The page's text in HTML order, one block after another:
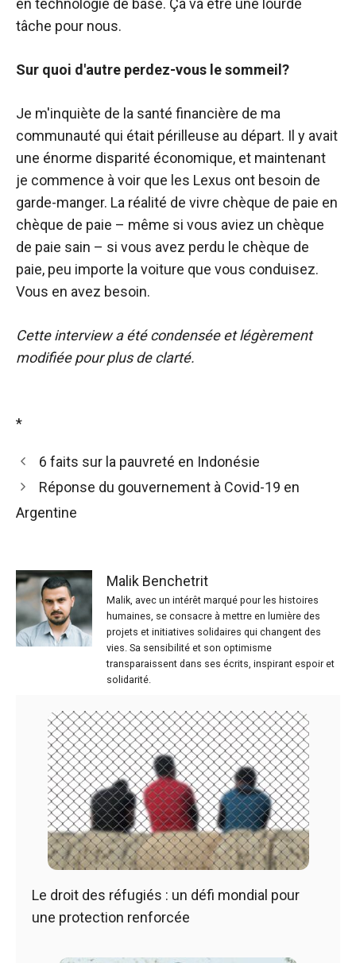
en technologie de base. Ça va être une lourde
tâche pour nous.
Sur quoi d'autre perdez-vous le sommeil?
Je m'inquiète de la santé financière de ma
communauté qui était périlleuse au départ. Il y avait
une énorme disparité économique, et maintenant
je commence à voir que les Lexus ont besoin de
garde-manger. La réalité de vivre chèque de paie en
chèque de paie – même si vous aviez un chèque
de paie sain – si vous avez perdu le chèque de
paie, peu importe la voiture que vous conduisez.
Vous en avez besoin.
Cette interview a été condensée et légèrement
modifiée pour plus de clarté.
*
6 faits sur la pauvreté en Indonésie
Réponse du gouvernement à Covid-19 en
Argentine
Malik Benchetrit
Malik, avec un intérêt marqué pour les histoires
humaines, se consacre à mettre en lumière des
projets et initiatives solidaires qui changent des
vies. Sa sensibilité et son optimisme
transparaissent dans ses écrits, inspirant espoir et
solidarité.
Le droit des réfugiés : un défi mondial pour
une protection renforcée